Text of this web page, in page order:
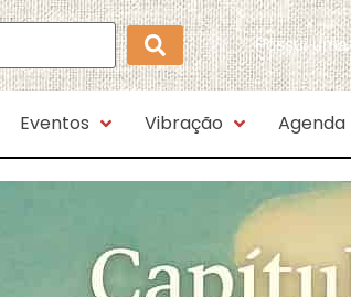
Possui
Eventos Vibração Agenda